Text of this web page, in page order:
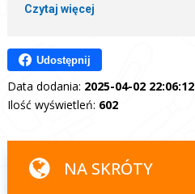
Czytaj więcej
Udostępnij
Data dodania: 2025-04-02 22:06:12
Ilość wyświetleń: 602
NA SKRÓTY